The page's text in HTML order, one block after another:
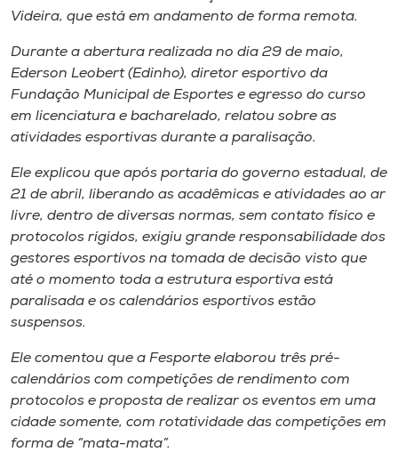
o idioma
Videira, que está em andamento de forma remota.
Durante a abertura realizada no dia 29 de maio,
Ederson Leobert (Edinho), diretor esportivo da
Fundação Municipal de Esportes e egresso do curso
em licenciatura e bacharelado, relatou sobre as
atividades esportivas durante a paralisação.
Ele explicou que após portaria do governo estadual, de
21 de abril, liberando as acadêmicas e atividades ao ar
livre, dentro de diversas normas, sem contato físico e
protocolos rígidos, exigiu grande responsabilidade dos
gestores esportivos na tomada de decisão visto que
até o momento toda a estrutura esportiva está
paralisada e os calendários esportivos estão
suspensos.
Ele comentou que a Fesporte elaborou três pré-
calendários com competições de rendimento com
protocolos e proposta de realizar os eventos em uma
cidade somente, com rotatividade das competições em
forma de “mata-mata”.